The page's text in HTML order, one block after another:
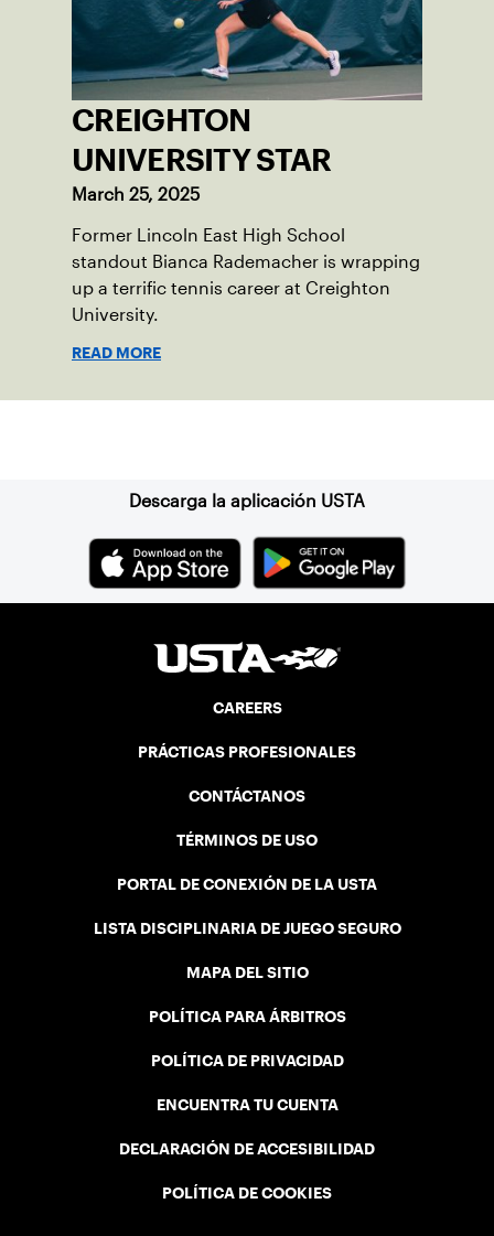
CREIGHTON
UNIVERSITY STAR
March 25, 2025
Former Lincoln East High School
standout Bianca Rademacher is wrapping
up a terrific tennis career at Creighton
University.
READ MORE
Descarga la aplicación USTA
CAREERS
PRÁCTICAS PROFESIONALES
CONTÁCTANOS
TÉRMINOS DE USO
PORTAL DE CONEXIÓN DE LA USTA
LISTA DISCIPLINARIA DE JUEGO SEGURO
MAPA DEL SITIO
POLÍTICA PARA ÁRBITROS
POLÍTICA DE PRIVACIDAD
ENCUENTRA TU CUENTA
DECLARACIÓN DE ACCESIBILIDAD
POLÍTICA DE COOKIES